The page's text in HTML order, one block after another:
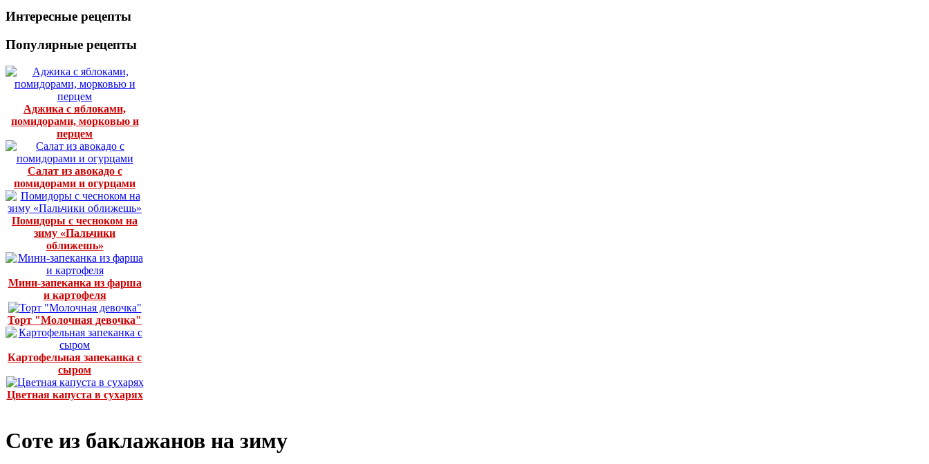
Интересные рецепты
Популярные рецепты
Аджика с яблоками,
помидорами, морковью и
перцем
Салат из авокадо с
помидорами и огурцами
Помидоры с чесноком на
зиму «Пальчики
оближешь»
Мини-запеканка из фарша
и картофеля
Торт "Молочная девочка"
Картофельная запеканка с
сыром
Цветная капуста в сухарях
Соте из баклажанов на зиму